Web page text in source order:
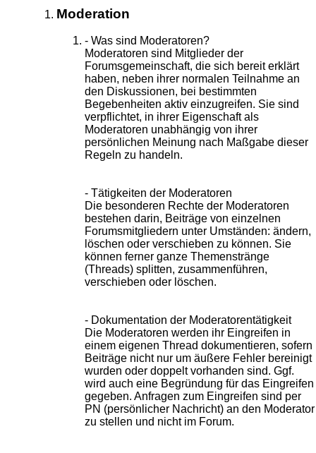
Moderation
- Was sind Moderatoren?
Moderatoren sind Mitglieder der
Forumsgemeinschaft, die sich bereit erklärt
haben, neben ihrer normalen Teilnahme an
den Diskussionen, bei bestimmten
Begebenheiten aktiv einzugreifen. Sie sind
verpflichtet, in ihrer Eigenschaft als
Moderatoren unabhängig von ihrer
persönlichen Meinung nach Maßgabe dieser
Regeln zu handeln.
- Tätigkeiten der Moderatoren
Die besonderen Rechte der Moderatoren
bestehen darin, Beiträge von einzelnen
Forumsmitgliedern unter Umständen: ändern,
löschen oder verschieben zu können. Sie
können ferner ganze Themenstränge
(Threads) splitten, zusammenführen,
verschieben oder löschen.
- Dokumentation der Moderatorentätigkeit
Die Moderatoren werden ihr Eingreifen in
einem eigenen Thread dokumentieren, sofern
Beiträge nicht nur um äußere Fehler bereinigt
wurden oder doppelt vorhanden sind. Ggf.
wird auch eine Begründung für das Eingreifen
gegeben. Anfragen zum Eingreifen sind per
PN (persönlicher Nachricht) an den Moderator
zu stellen und nicht im Forum.